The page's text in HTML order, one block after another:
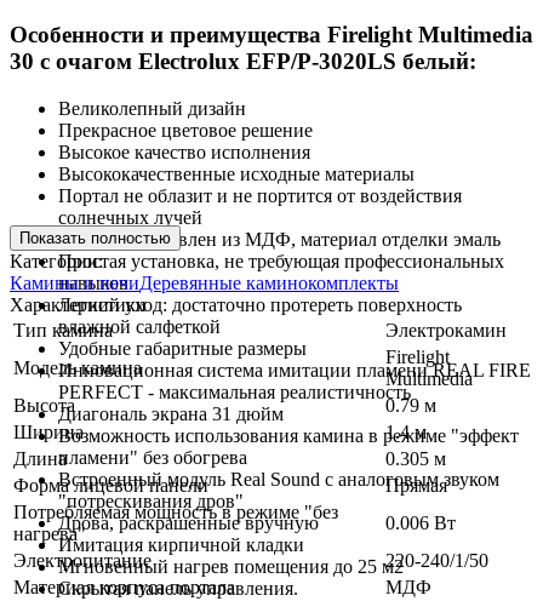
Особенности и преимущества Firelight Multimedia
30 с очагом Electrolux EFP/P-3020LS белый:
Великолепный дизайн
Прекрасное цветовое решение
Высокое качество исполнения
Высококачественные исходные материалы
Портал не облазит и не портится от воздействия
солнечных лучей
Портал изготовлен из МДФ, материал отделки эмаль
Простая установка, не требующая профессиональных
навыков
Легкий уход: достаточно протереть поверхность
влажной салфеткой
Удобные габаритные размеры
Инновационная система имитации пламени REAL FIRE
PERFECT - максимальная реалистичность
Диагональ экрана 31 дюйм
Возможность использования камина в режиме "эффект
пламени" без обогрева
Встроенный модуль Real Sound с аналоговым звуком
"потрескивания дров"
Дрова, раскрашенные вручную
Имитация кирпичной кладки
Мгновенный нагрев помещения до 25 м2
Скрытая панель управления.
Показать полностью
Категории:
Камины и печиДеревянные каминокомплекты
Характеристики
Тип камина
Электрокамин
Модель камина
Firelight
Multimedia
Высота
0.79 м
Ширина
1.4 м
Длина
0.305 м
Форма лицевой панели
Прямая
Потребляемая мощность в режиме "без
нагрева"
0.006 Вт
Электропитание
220-240/1/50
Материал корпуса портала
МДФ